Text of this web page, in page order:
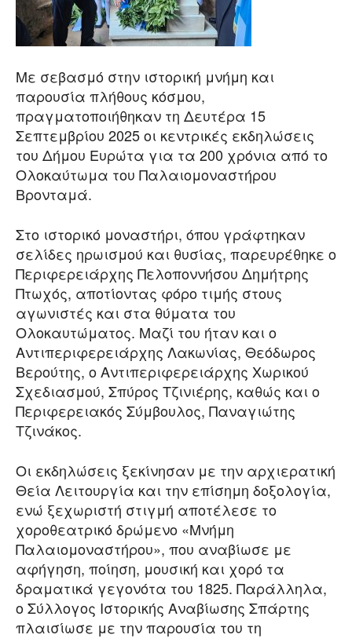
Με σεβασμό στην ιστορική μνήμη και
παρουσία πλήθους κόσμου,
πραγματοποιήθηκαν τη Δευτέρα 15
Σεπτεμβρίου 2025 οι κεντρικές εκδηλώσεις
του Δήμου Ευρώτα για τα 200 χρόνια από το
Ολοκαύτωμα του Παλαιομοναστήρου
Βρονταμά.
Στο ιστορικό μοναστήρι, όπου γράφτηκαν
σελίδες ηρωισμού και θυσίας, παρευρέθηκε ο
Περιφερειάρχης Πελοποννήσου Δημήτρης
Πτωχός, αποτίοντας φόρο τιμής στους
αγωνιστές και στα θύματα του
Ολοκαυτώματος. Μαζί του ήταν και ο
Αντιπεριφερειάρχης Λακωνίας, Θεόδωρος
Βερούτης, ο Αντιπεριφερειάρχης Χωρικού
Σχεδιασμού, Σπύρος Τζινιέρης, καθώς και ο
Περιφερειακός Σύμβουλος, Παναγιώτης
Τζινάκος.
Οι εκδηλώσεις ξεκίνησαν με την αρχιερατική
Θεία Λειτουργία και την επίσημη δοξολογία,
ενώ ξεχωριστή στιγμή αποτέλεσε το
χοροθεατρικό δρώμενο «Μνήμη
Παλαιομοναστήρου», που αναβίωσε με
αφήγηση, ποίηση, μουσική και χορό τα
δραματικά γεγονότα του 1825. Παράλληλα,
ο Σύλλογος Ιστορικής Αναβίωσης Σπάρτης
πλαισίωσε με την παρουσία του τη